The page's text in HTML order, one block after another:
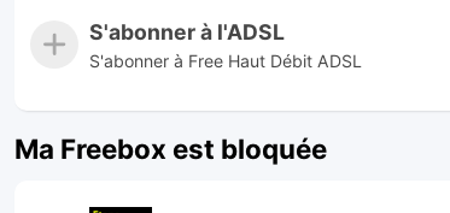
S'abonner à l'ADSL
S'abonner à Free Haut Débit ADSL
Ma Freebox est bloquée